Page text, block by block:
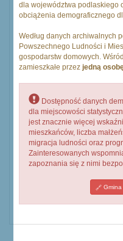
dla województwa podlaskiego
obciążenia demograficznego
Według danych archiwalnych
Powszechnego Ludności i
gospodarstw domowych.
zamieszkałe przez jedną
Dostępność danych
dla miejscowości
jest znacznie więcej
mieszkańców, liczba
migracja ludności oraz
Zainteresowanych
zapoznania się z nimi
Gmina